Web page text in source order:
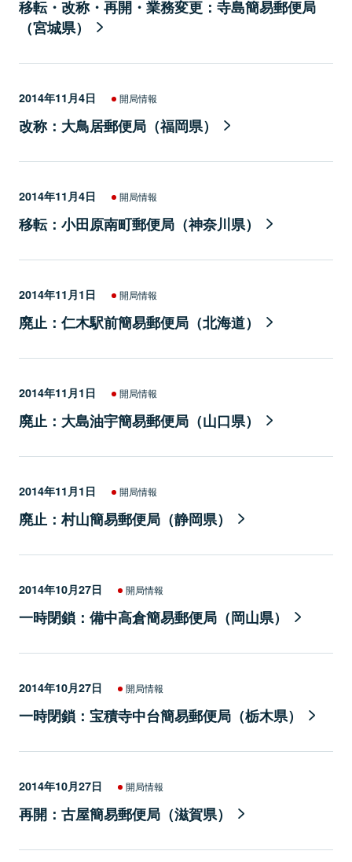
移転・改称・再開・業務変更：寺島簡易郵便局
（宮城県）
2014年11月4日 開局情報
改称：大鳥居郵便局（福岡県）
2014年11月4日 開局情報
移転：小田原南町郵便局（神奈川県）
2014年11月1日 開局情報
廃止：仁木駅前簡易郵便局（北海道）
2014年11月1日 開局情報
廃止：大島油宇簡易郵便局（山口県）
2014年11月1日 開局情報
廃止：村山簡易郵便局（静岡県）
2014年10月27日 開局情報
一時閉鎖：備中高倉簡易郵便局（岡山県）
2014年10月27日 開局情報
一時閉鎖：宝積寺中台簡易郵便局（栃木県）
2014年10月27日 開局情報
再開：古屋簡易郵便局（滋賀県）